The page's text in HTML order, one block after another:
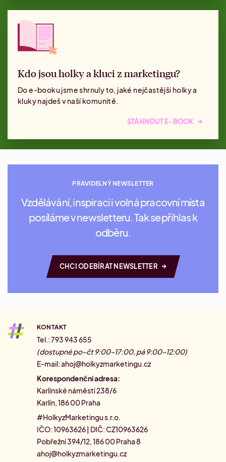
Kdo jsou holky a kluci z marketingu?
Do e-booku jsme shrnuly to, jaké nejčastější holky a
kluky najdeš v naší komunitě.
STÁHNOUT E-BOOK →
PRAVIDELNÝ NEWSLETTER
Vzdělávání, inspiraci i volná pracovní místa
posíláme v newsletteru. Tak se přihlas k
odběru.
CHCI ODEBÍRAT NEWSLETTER →
KONTAKT
Tel.: 793 943 655
(dostupné po–čt 9:00–17:00, pá 9:00–12:00)
E-mail:ahoj@holkyzmarketingu.cz
Korespondenční adresa:
Karlínské náměstí 238/6
Karlín, 186 00 Praha
#HolkyzMarketingu s.r.o.
IČO: 10963626 | DIČ: CZ10963626
Pobřežní 394/12, 186 00 Praha 8
ahoj@holkyzmarketingu.cz